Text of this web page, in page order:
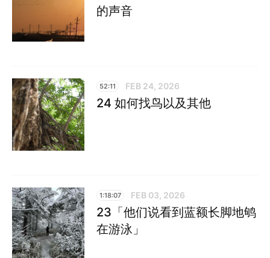
的声音
52:11 FEB 24, 2026
24 如何找鸟以及其他
1:18:07 FEB 03, 2026
23「他们说看到蓝额长脚地鸲
在游泳」